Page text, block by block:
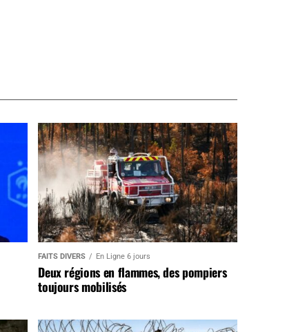
FAITS DIVERS En Ligne 6 jours
Deux régions en flammes, des pompiers
toujours mobilisés